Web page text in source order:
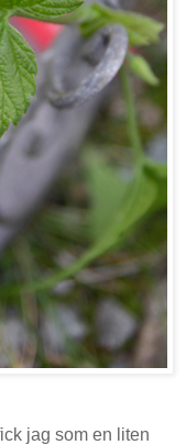
jag som en liten